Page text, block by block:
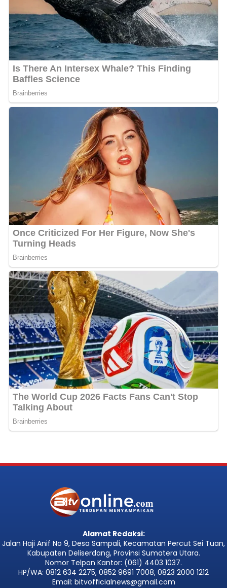
Alamat Redaksi:
Jalan Haji Anif No 9, Desa Sampali, Kecamatan Percut Sei Tuan,
Kabupaten Deliserdang, Provinsi Sumatera Utara.
Nomor Telpon Kantor: (061) 4403 1037.
HP/WA: 0812 634 2275, 0852 9691 7008, 0823 2000 1212
Email: bitvofficialnews@gmail.com